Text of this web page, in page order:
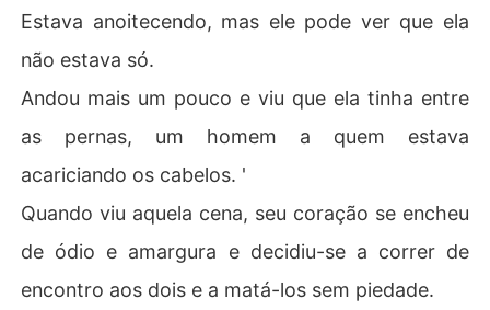
Estava anoitecendo, mas ele pode ver que ela
não estava só.
Andou mais um pouco e viu que ela tinha entre
as pernas, um homem a quem estava
acariciando os cabelos. '
Quando viu aquela cena, seu coração se encheu
de ódio e amargura e decidiu-se a correr de
encontro aos dois e a matá-los sem piedade.